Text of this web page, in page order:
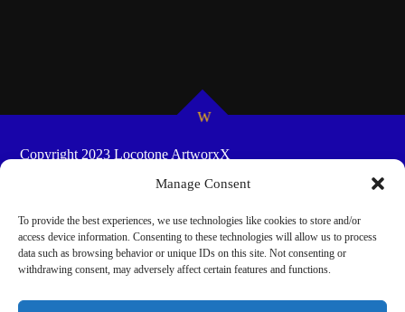
Manage Consent
To provide the best experiences, we use technologies like cookies to store and/or
access device information. Consenting to these technologies will allow us to process
data such as browsing behavior or unique IDs on this site. Not consenting or
withdrawing consent, may adversely affect certain features and functions.
Copyright 2023 Locotone ArtworxX
SHOW-SCHEDULES
COOKIE POLICY